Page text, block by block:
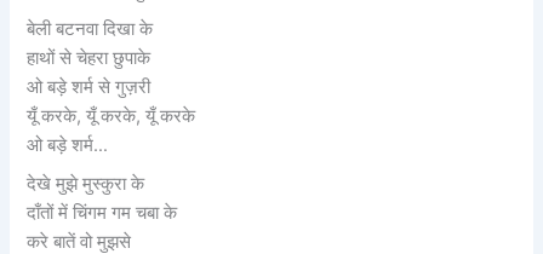
बेली बटनवा दिखा के
हाथों से चेहरा छुपाके
ओ बड़े शर्म से गुज़री
यूँ करके, यूँ करके, यूँ करके
ओ बड़े शर्म…
देखे मुझे मुस्कुरा के
दाँतों में चिंगम गम चबा के
करे बातें वो मुझसे